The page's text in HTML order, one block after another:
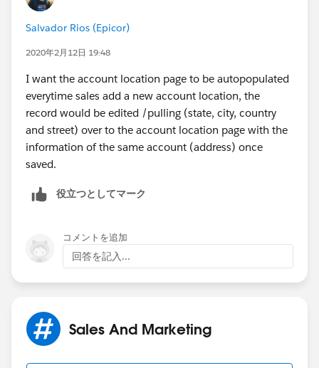
Salvador Rios (Epicor)
2020年2月12日 19:48
I want the account location page to be autopopulated
everytime sales add a new account location, the
record would be edited /pulling (state, city, country
and street) over to the account location page with the
information of the same account (address) once
saved.
役立つとしてマーク
コメントを追加
回答を記入...
Sales And Marketing